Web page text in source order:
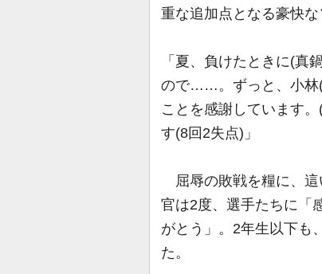
重な追加点となる豪快な
「夏、負けたときに(真
ので……。ずっと、小林(
ことを感謝しています
す(8回2失点)」
屈辱の敗戦を糧に、這
官は2度、選手たちに「
がとう」。2年生以下も
た。